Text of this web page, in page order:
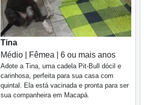
Tina
Médio | Fêmea | 6 ou mais anos
Adote a Tina, uma cadela Pit-Bull dócil e
carinhosa, perfeita para sua casa com
quintal. Ela está vacinada e pronta para ser
sua companheira em Macapá.